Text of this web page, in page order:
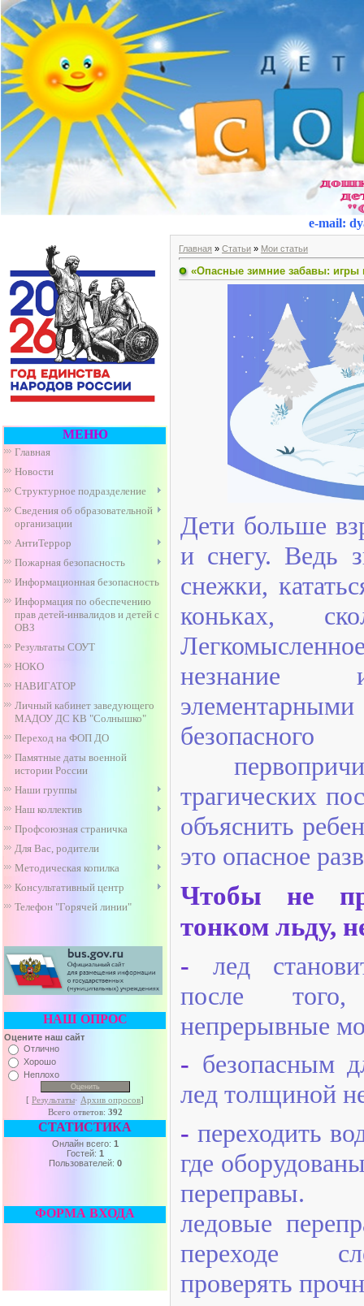
e-mail:
МЕНЮ
Главная
Новости
Структурное подразделение
Сведения об образовательной
организации
АнтиТеррор
Пожарная безопасность
Информационная безопасность
Информация по обеспечению
прав детей-инвалидов и детей с
ОВЗ
Результаты СОУТ
НОКО
НАВИГАТОР
Личный кабинет заведующего
МАДОУ ДС КВ "Солнышко"
Переход на ФОП ДО
Памятные даты военной
истории России
Наши группы
Наш коллектив
Профсоюзная страничка
Для Вас, родители
Методическая копилка
Консультативный центр
Телефон "Горячей линии"
НАШ ОПРОС
Оцените наш сайт
Отлично
Хорошо
Неплохо
[ Результаты· Архив опросов]
Всего ответов: 392
СТАТИСТИКА
Онлайн всего: 1
Гостей: 1
Пользователей: 0
ФОРМА ВХОДА
Главная » Статьи » Мои статьи
«Опасные зимние забавы: игры
Дети больше
и снегу. Ведь
снежки,
коньках,
незнание
трагических
объяснить
это опасное
Чтобы не
тонком льду,
-
лед
после того,
непрерывные
- безопасным
лед толщиной
- переходить
где
ледовые
переходе
проверять